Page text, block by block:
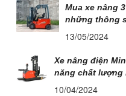
Mua xe nâng
những thông
13/05/2024
Xe nâng điện
năng chất lượng
10/04/2024